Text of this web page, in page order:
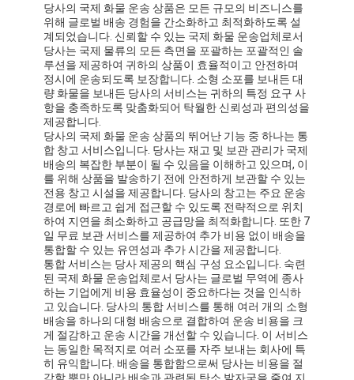
당사의 국제 화물 운송 상품은 모든 규모의 비즈니스를
위해 글로벌 배송 경험을 간소화하고 최적화하도록 설
계되었습니다. 신뢰할 수 있는 국제 화물 운송업체로서
당사는 국제 물류의 모든 측면을 포괄하는 포괄적인 솔
루션을 제공하여 귀하의 상품이 효율적이고 안전하며
정시에 운송되도록 보장합니다. 소형 소포를 보내든 대
량 화물을 보내든 당사의 서비스는 귀하의 특정 요구 사
항을 충족하도록 맞춤화되어 탁월한 신뢰성과 편의성을
제공합니다.
당사의 국제 화물 운송 상품의 뛰어난 기능 중 하나는 통
합 창고 서비스입니다. 당사는 재고 및 보관 관리가 국제
배송의 복잡한 부분이 될 수 있음을 이해하고 있으며, 이
를 위해 상품을 발송하기 전에 안전하게 보관할 수 있는
전용 창고 시설을 제공합니다. 당사의 창고는 주요 운송
경로에 빠르고 쉽게 접근할 수 있도록 전략적으로 위치
하여 지연을 최소화하고 공급망을 최적화합니다. 또한 7
일 무료 보관 서비스를 제공하여 추가 비용 없이 배송을
통합할 수 있는 유연성과 추가 시간을 제공합니다.
통합 서비스는 당사 제공의 핵심 구성 요소입니다. 숙련
된 국제 화물 운송업체로서 당사는 글로벌 무역에 종사
하는 기업에게 비용 효율성이 중요하다는 것을 인식하
고 있습니다. 당사의 통합 서비스를 통해 여러 개의 소형
배송을 하나의 대형 배송으로 결합하여 운송 비용을 크
게 절감하고 운송 시간을 개선할 수 있습니다. 이 서비스
는 동일한 목적지로 여러 소포를 자주 보내는 회사에 특
히 유익합니다. 배송을 통합함으로써 당사는 비용을 절